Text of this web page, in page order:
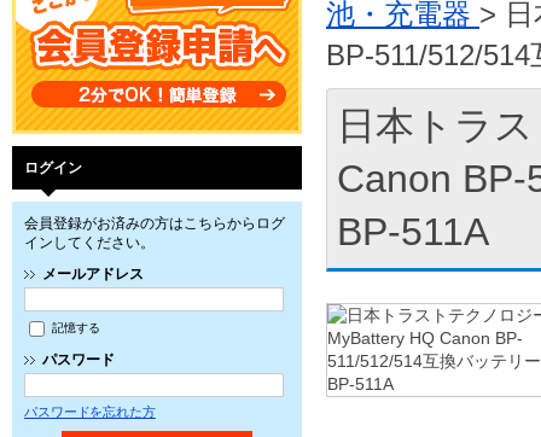
ログイン
会員登録がお済みの方はこちらからログ
インしてください。
メールアドレス
記憶する
パスワード
パスワードを忘れた方
池・充電器 >
BP-511/512/
日本トラ
Canon BP-
BP-511A